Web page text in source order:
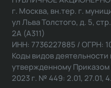
г. Москва, вн.тер. г.
ул Льва Толстого, д. 5,
2А (А311)
ИНН: 7736227885 / ОГРН:
Коды видов
утвержденному
2023 г. № 449: 2.01, 27.01,